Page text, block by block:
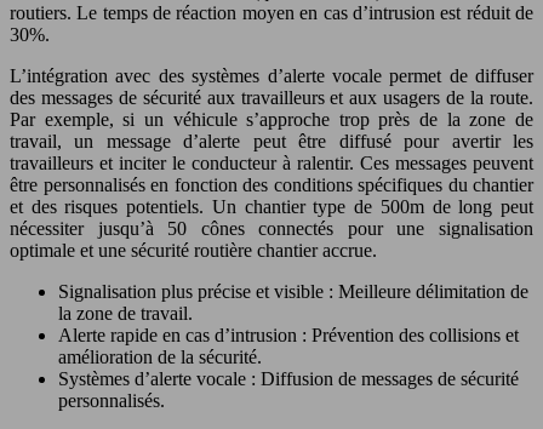
routiers. Le temps de réaction moyen en cas d’intrusion est réduit de
30%.
L’intégration avec des systèmes d’alerte vocale permet de diffuser
des messages de sécurité aux travailleurs et aux usagers de la route.
Par exemple, si un véhicule s’approche trop près de la zone de
travail, un message d’alerte peut être diffusé pour avertir les
travailleurs et inciter le conducteur à ralentir. Ces messages peuvent
être personnalisés en fonction des conditions spécifiques du chantier
et des risques potentiels. Un chantier type de 500m de long peut
nécessiter jusqu’à 50 cônes connectés pour une signalisation
optimale et une sécurité routière chantier accrue.
Signalisation plus précise et visible : Meilleure délimitation de
la zone de travail.
Alerte rapide en cas d’intrusion : Prévention des collisions et
amélioration de la sécurité.
Systèmes d’alerte vocale : Diffusion de messages de sécurité
personnalisés.